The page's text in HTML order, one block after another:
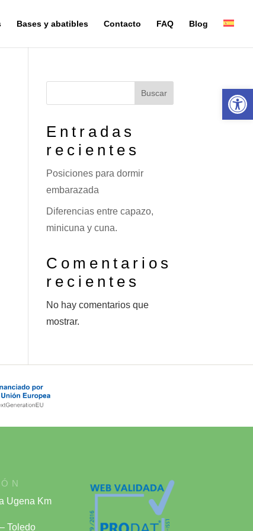
Abrir
Bases y abatibles Contacto FAQ Blog
Buscar
Entradas
recientes
Posiciones para dormir
embarazada
Diferencias entre capazo,
minicuna y cuna.
Comentarios
recientes
No hay comentarios que
mostrar.
Ugena Km
Toledo